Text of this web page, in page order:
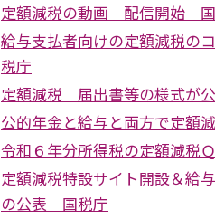
定額減税の動画 配信開始
給与支払者向けの定額減税の
税庁
定額減税 届出書等の様式が
公的年金と給与と両方で定額
令和６年分所得税の定額減税
定額減税特設サイト開設＆給
の公表 国税庁